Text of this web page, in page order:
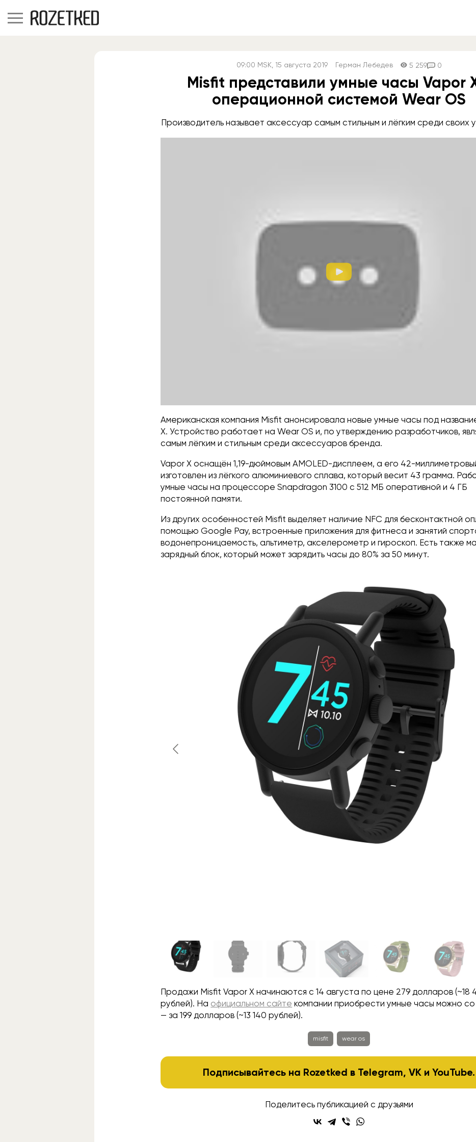
09:00 MSK, 15 августа 2019 Герман Лебедев 5 259 0
Misfit представили умные часы Vapor
операционной системой Wear OS
Производитель называет аксессуар самым стильным и лёгким среди своих
Американская компания Misfit анонсировала новые умные часы под
X. Устройство работает на Wear OS и, по утверждению разработчиков,
самым лёгким и стильным среди аксессуаров бренда.
Vapor X оснащён 1,19-дюймовым AMOLED-дисплеем, а его 42-
изготовлен из лёгкого алюминиевого сплава, который весит 43 грамма.
умные часы на процессоре Snapdragon 3100 с 512 МБ оперативной и 4 ГБ
постоянной памяти.
Из других особенностей Misfit выделяет наличие NFC для бесконтактной
помощью Google Pay, встроенные приложения для фитнеса и занятий
водонепроницаемость, альтиметр, акселерометр и гироскоп. Есть также
зарядный блок, который может зарядить часы до 80% за 50 минут.
Продажи Misfit Vapor X начинаются с 14 августа по цене 279 долларов (~18
рублей). На официальном сайте компании приобрести умные часы можно со
— за 199 долларов (~13 140 рублей).
misfit wear os
Подписывайтесь на Rozetked в Telegram,VK иYouTube.
Поделитесь публикацией с друзьями